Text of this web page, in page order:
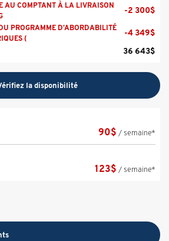
AU COMPTANT À LA LIVRAISON
-2 300$
PROGRAMME D’ABORDABILITÉ
(
-4 349$
36 643$
la disponibilité
90$ / semaine*
123$ / semaine*